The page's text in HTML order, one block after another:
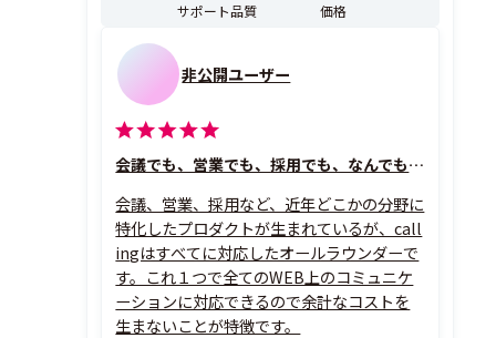
サポート品質
価格
非公開ユーザー
会議でも、営業でも、採用でも、なんでも対応している
会議、営業、採用など、近年どこかの分野に
特化したプロダクトが生まれているが、call
ingはすべてに対応したオールラウンダーで
す。これ１つで全てのWEB上のコミュニケ
ーションに対応できるので余計なコストを
生まないことが特徴です。